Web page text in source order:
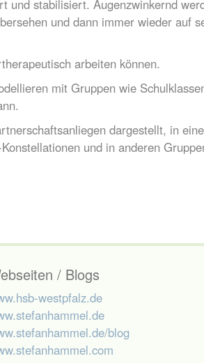
stabilisiert. Augenzwinkernd
und dann immer wieder auf
arbeiten können.
mit Gruppen wie
dargestellt, in
und in anderen
/ Blogs
westpfalz.de
blog